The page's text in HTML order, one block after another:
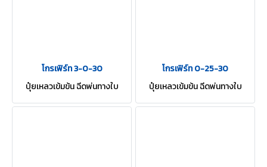
โกรเฟิร์ท 3-0-30
ปุ๋ยเหลวเข้มข้น ฉีดพ่นทางใบ
โกรเฟิร์ท 0-25-30
ปุ๋ยเหลวเข้มข้น ฉีดพ่นทางใบ